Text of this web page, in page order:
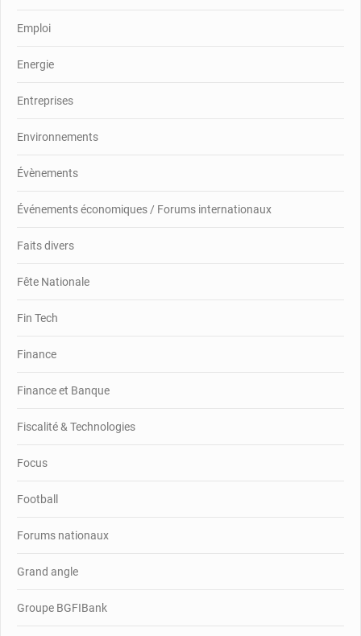
Emploi
Energie
Entreprises
Environnements
Évènements
Événements économiques / Forums internationaux
Faits divers
Fête Nationale
Fin Tech
Finance
Finance et Banque
Fiscalité & Technologies
Focus
Football
Forums nationaux
Grand angle
Groupe BGFIBank